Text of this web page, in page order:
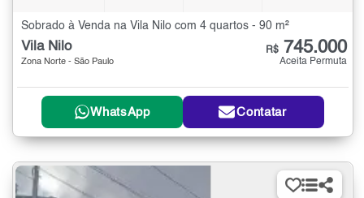
Sobrado à Venda na Vila Nilo com 4 quartos - 90 m²
Vila Nilo
Zona Norte - São Paulo
R$ 745.000
Aceita Permuta
WhatsApp Contatar